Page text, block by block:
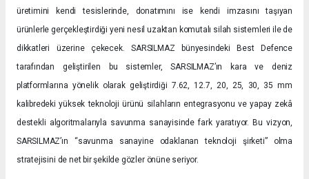
üretimini kendi tesislerinde, donatımını ise kendi imzasını taşıyan
ürünlerle gerçekleştirdiği yeni nesil uzaktan komutalı silah sistemleri ile de
dikkatleri üzerine çekecek. SARSILMAZ bünyesindeki Best Defence
tarafından geliştirilen bu sistemler, SARSILMAZ’ın kara ve deniz
platformlarına yönelik olarak geliştirdiği 7.62, 12.7, 20, 25, 30, 35 mm
kalibredeki yüksek teknoloji ürünü silahların entegrasyonu ve yapay zekâ
destekli algoritmalarıyla savunma sanayisinde fark yaratıyor. Bu vizyon,
SARSILMAZ’ın “savunma sanayine odaklanan teknoloji şirketi” olma
stratejisini de net bir şekilde gözler önüne seriyor.